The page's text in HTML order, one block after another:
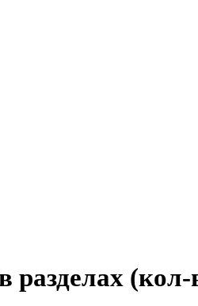
разделах